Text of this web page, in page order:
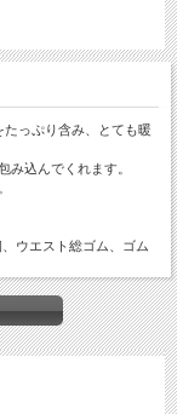
たっぷり含み、とても暖
み込んでくれます。
ウエスト総ゴム、ゴム
と見え方が異なる場合